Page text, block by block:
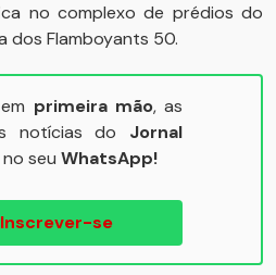
no complexo de prédios do
dos Flamboyants 50.
primeira mão, as
notícias do Jornal
no seu WhatsApp!
Inscrever-se